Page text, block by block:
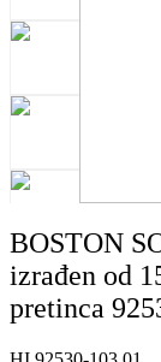
BOSTON
izrađen od
pretinca